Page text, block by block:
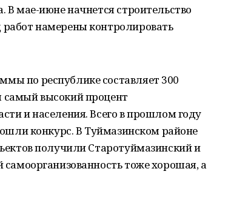
В мае-июне начнется строительство
намерены контролировать
по республике составляет 300
высокий процент
и населения. Всего в прошлом году
конкурс. В Туймазинском районе
получили Старотуймазинский и
тоже хорошая, а